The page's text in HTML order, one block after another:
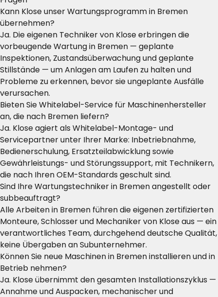
Kann Klose unser Wartungsprogramm in Bremen
übernehmen?
Ja. Die eigenen Techniker von Klose erbringen die
vorbeugende Wartung in Bremen — geplante
Inspektionen, Zustandsüberwachung und geplante
Stillstände — um Anlagen am Laufen zu halten und
Probleme zu erkennen, bevor sie ungeplante Ausfälle
verursachen.
Bieten Sie Whitelabel-Service für Maschinenhersteller
an, die nach Bremen liefern?
Ja. Klose agiert als Whitelabel-Montage- und
Servicepartner unter Ihrer Marke: Inbetriebnahme,
Bedienerschulung, Ersatzteilabwicklung sowie
Gewährleistungs- und Störungssupport, mit Technikern,
die nach Ihren OEM-Standards geschult sind.
Sind Ihre Wartungstechniker in Bremen angestellt oder
subbeauftragt?
Alle Arbeiten in Bremen führen die eigenen zertifizierten
Monteure, Schlosser und Mechaniker von Klose aus — ein
verantwortliches Team, durchgehend deutsche Qualität,
keine Übergaben an Subunternehmer.
Können Sie neue Maschinen in Bremen installieren und in
Betrieb nehmen?
Ja. Klose übernimmt den gesamten Installationszyklus —
Annahme und Auspacken, mechanischer und